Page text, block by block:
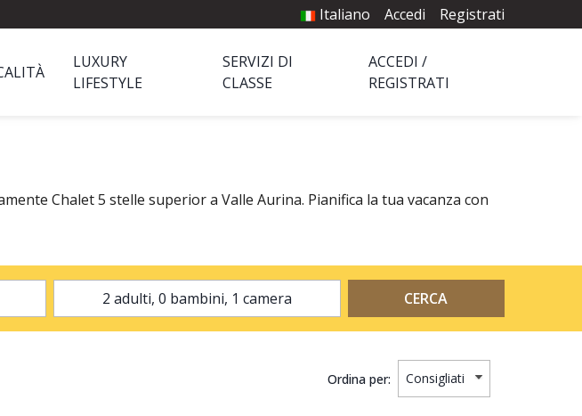
Italiano Accedi Registrati
LUXURY
LIFESTYLE
SERVIZI DI
CLASSE
ACCEDI /
REGISTRATI
Chalet 5 stelle superior a Valle Aurina. Pianifica la tua vacanza con
2 adulti, 0 bambini, 1 camera CERCA
Ordina per: